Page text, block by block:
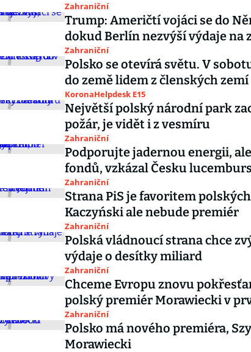
Zahraniční
Trump: Američtí vojáci se do
dokud Berlín nezvýší výdaje na
Zahraniční
Polsko se otevírá světu. V
do země lidem z členských zemí
KoronaHelpdesk E15
Největší polský národní park
požár, je vidět i z vesmíru
Zahraniční
Podporujte jadernou energii,
fondů, vzkázal Česku
Zahraniční
Strana PiS je favoritem
Kaczyński ale nebude premiér
Zahraniční
Polská vládnoucí strana chce
výdaje o desítky miliard
Zahraniční
Chceme Evropu znovu
polský premiér Morawiecki v
Zahraniční
Polsko má nového premiéra,
Morawiecki